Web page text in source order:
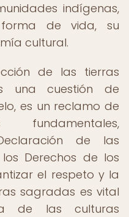
indígenas,
de vida, su
cultural.
de las tierras
una cuestión de
es un reclamo de
fundamentales,
de las
Derechos de los
el respeto y la
sagradas es vital
de las culturas